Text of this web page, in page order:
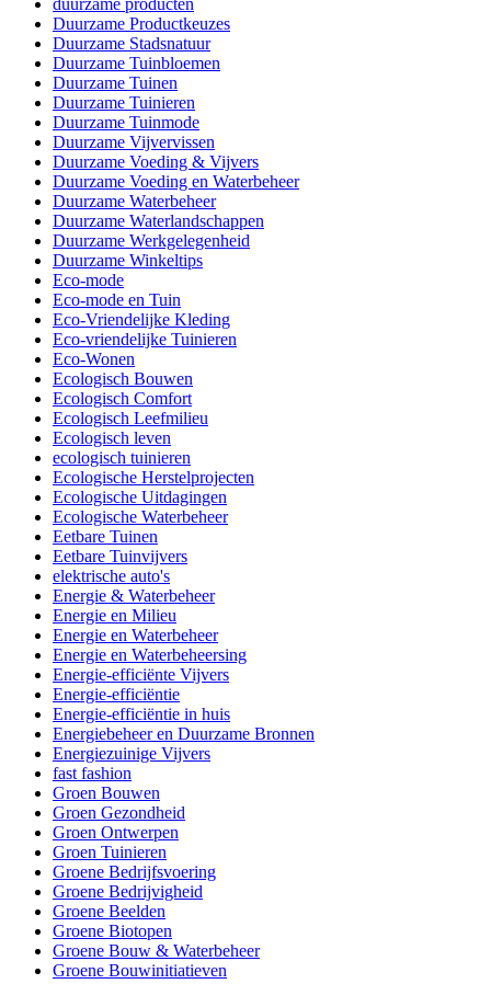
duurzame producten
Duurzame Productkeuzes
Duurzame Stadsnatuur
Duurzame Tuinbloemen
Duurzame Tuinen
Duurzame Tuinieren
Duurzame Tuinmode
Duurzame Vijvervissen
Duurzame Voeding & Vijvers
Duurzame Voeding en Waterbeheer
Duurzame Waterbeheer
Duurzame Waterlandschappen
Duurzame Werkgelegenheid
Duurzame Winkeltips
Eco-mode
Eco-mode en Tuin
Eco-Vriendelijke Kleding
Eco-vriendelijke Tuinieren
Eco-Wonen
Ecologisch Bouwen
Ecologisch Comfort
Ecologisch Leefmilieu
Ecologisch leven
ecologisch tuinieren
Ecologische Herstelprojecten
Ecologische Uitdagingen
Ecologische Waterbeheer
Eetbare Tuinen
Eetbare Tuinvijvers
elektrische auto's
Energie & Waterbeheer
Energie en Milieu
Energie en Waterbeheer
Energie en Waterbeheersing
Energie-efficiënte Vijvers
Energie-efficiëntie
Energie-efficiëntie in huis
Energiebeheer en Duurzame Bronnen
Energiezuinige Vijvers
fast fashion
Groen Bouwen
Groen Gezondheid
Groen Ontwerpen
Groen Tuinieren
Groene Bedrijfsvoering
Groene Bedrijvigheid
Groene Beelden
Groene Biotopen
Groene Bouw & Waterbeheer
Groene Bouwinitiatieven